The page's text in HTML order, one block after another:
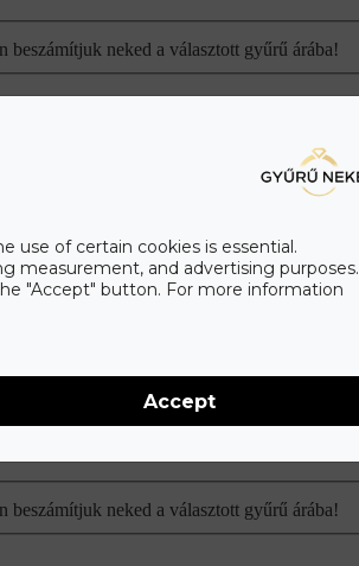
beszámítjuk neked a választott gyűrű árába!
beszámítjuk neked a választott gyűrű árába!
use of certain cookies is essential.
measurement, and advertising purposes.
"Accept" button. For more information
Accept